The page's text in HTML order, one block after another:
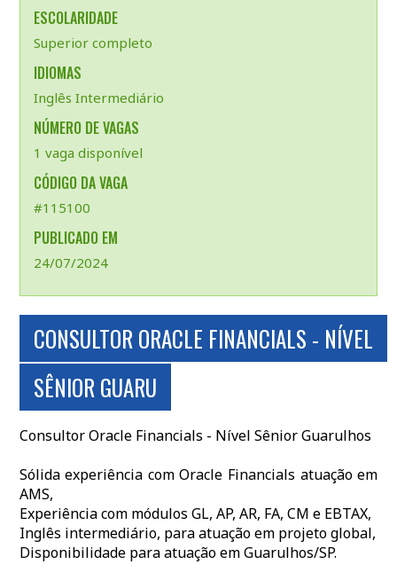
ESCOLARIDADE
Superior completo
IDIOMAS
Inglês Intermediário
NÚMERO DE VAGAS
1 vaga disponível
CÓDIGO DA VAGA
#115100
PUBLICADO EM
24/07/2024
CONSULTOR ORACLE FINANCIALS - NÍVEL
SÊNIOR GUARU
Consultor Oracle Financials - Nível Sênior Guarulhos
Sólida experiência com Oracle Financials atuação em
AMS,
Experiência com módulos GL, AP, AR, FA, CM e EBTAX,
Inglês intermediário, para atuação em projeto global,
Disponibilidade para atuação em Guarulhos/SP.